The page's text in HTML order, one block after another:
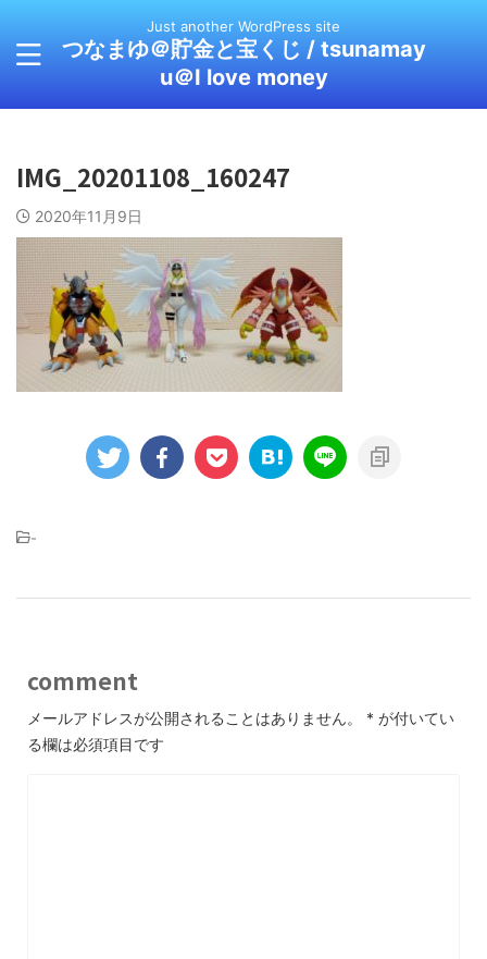
Just another WordPress site
つなまゆ＠貯金と宝くじ / tsunamay
u＠I love money
IMG_20201108_160247
2020年11月9日
-
comment
メールアドレスが公開されることはありません。 * が付いてい
る欄は必須項目です